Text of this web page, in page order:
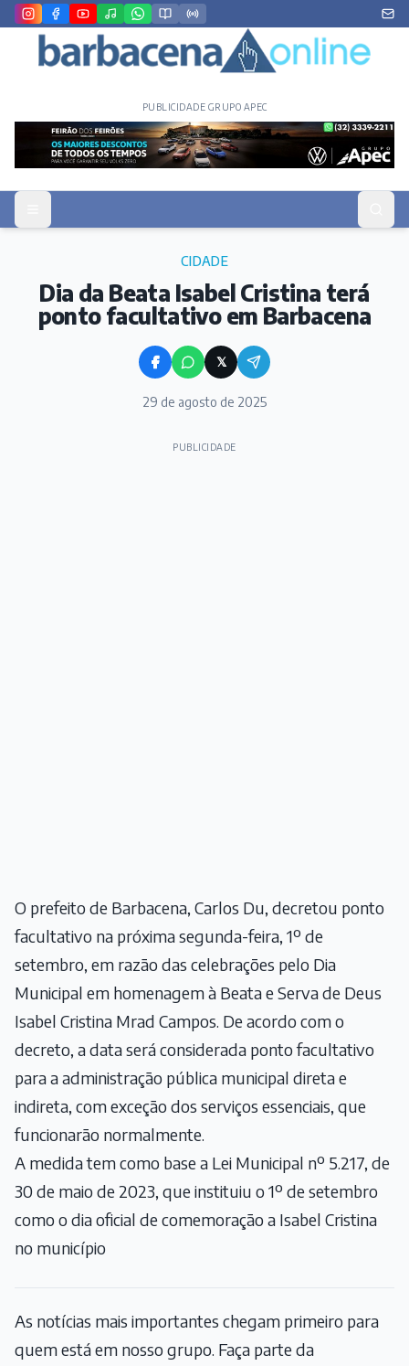
PUBLICIDADE GRUPO APEC
CIDADE
Dia da Beata Isabel Cristina terá
ponto facultativo em Barbacena
𝕏
29 de agosto de 2025
PUBLICIDADE
O prefeito de Barbacena, Carlos Du, decretou ponto
facultativo na próxima segunda-feira, 1º de
setembro, em razão das celebrações pelo Dia
Municipal em homenagem à Beata e Serva de Deus
Isabel Cristina Mrad Campos. De acordo com o
decreto, a data será considerada ponto facultativo
para a administração pública municipal direta e
indireta, com exceção dos serviços essenciais, que
funcionarão normalmente.
A medida tem como base a Lei Municipal nº 5.217, de
30 de maio de 2023, que instituiu o 1º de setembro
como o dia oficial de comemoração a Isabel Cristina
no município
As notícias mais importantes chegam primeiro para
quem está em nosso grupo. Faça parte da